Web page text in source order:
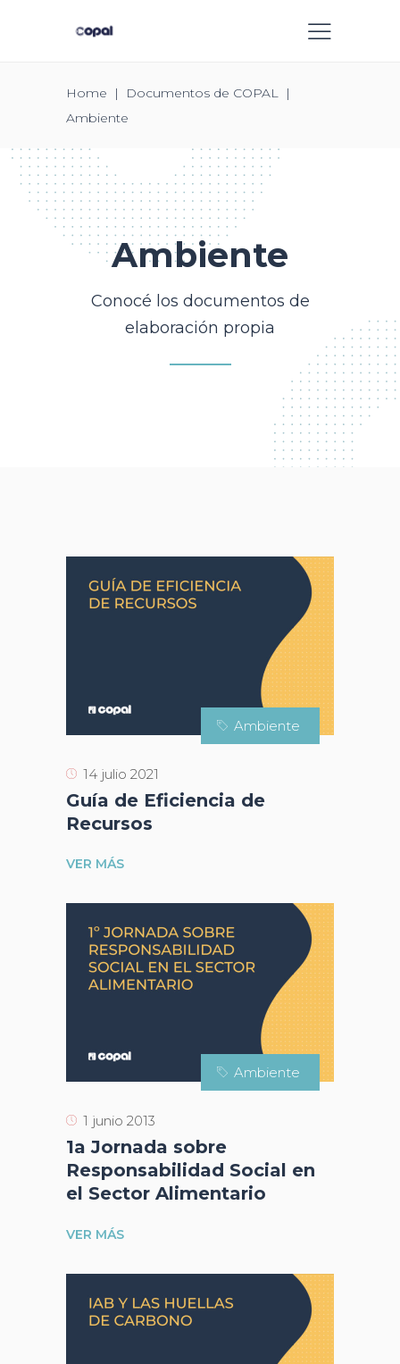
Home | Documentos de COPAL |
Ambiente
Ambiente
Conocé los documentos de
elaboración propia
Ambiente
14 julio 2021
Guía de Eficiencia de
Recursos
VER MÁS
Ambiente
1 junio 2013
1a Jornada sobre
Responsabilidad Social en
el Sector Alimentario
VER MÁS